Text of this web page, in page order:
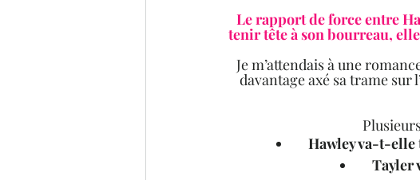
Le rapport de force entre
tenir tête à son bourreau,
Je m’attendais à une
davantage axé sa trame